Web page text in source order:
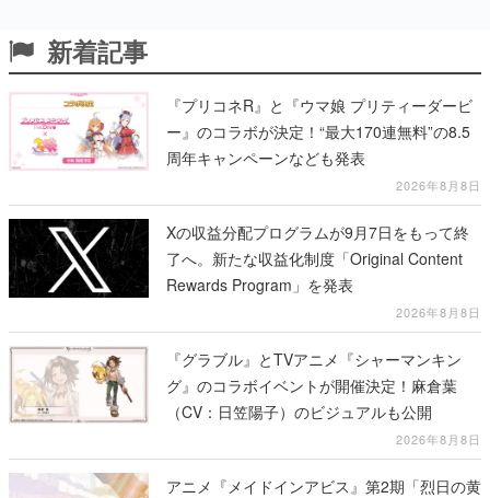
新着記事
『プリコネR』と『ウマ娘 プリティーダービ
ー』のコラボが決定！“最大170連無料”の8.5
周年キャンペーンなども発表
2026年8月8日
Xの収益分配プログラムが9月7日をもって終
了へ。新たな収益化制度「Original Content
Rewards Program」を発表
2026年8月8日
『グラブル』とTVアニメ『シャーマンキン
グ』のコラボイベントが開催決定！麻倉葉
（CV：日笠陽子）のビジュアルも公開
2026年8月8日
アニメ『メイドインアビス』第2期「烈日の黄